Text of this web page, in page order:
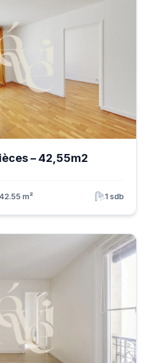
– 42,55m2
42.55 m² 1 sdb